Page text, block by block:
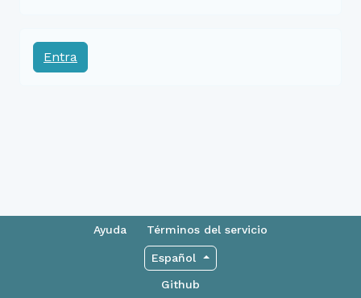
Entra
Ayuda Términos del servicio
Español
Github